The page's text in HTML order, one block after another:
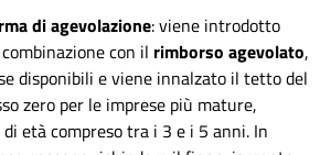
di agevolazione: viene introdotto
con il rimborso agevolato,
disponibili e viene innalzato il tetto del
zero per le imprese più mature,
età compreso tra i 3 e i 5 anni. In